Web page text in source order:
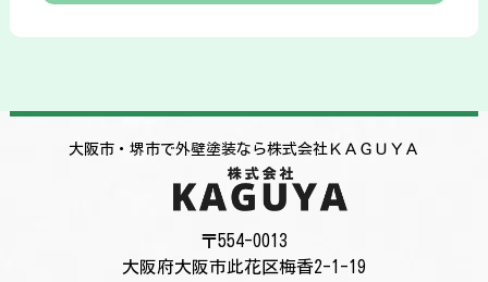
大阪市・堺市で外壁塗装なら株式会社ＫＡＧＵＹＡ
〒554-0013
大阪府大阪市此花区梅香2-1-19